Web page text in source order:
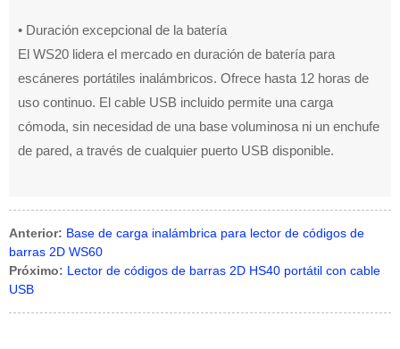
• Duración excepcional de la batería
El WS20 lidera el mercado en duración de batería para
escáneres portátiles inalámbricos. Ofrece hasta 12 horas de
uso continuo. El cable USB incluido permite una carga
cómoda, sin necesidad de una base voluminosa ni un enchufe
de pared, a través de cualquier puerto USB disponible.
Anterior: Base de carga inalámbrica para lector de códigos de
barras 2D WS60
Próximo: Lector de códigos de barras 2D HS40 portátil con cable
USB